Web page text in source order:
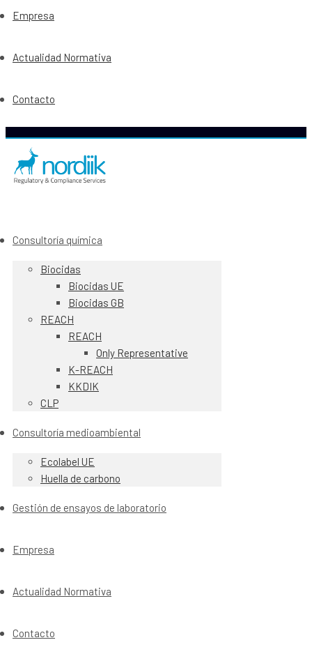
Empresa
Actualidad Normativa
Contacto
Consultoría química
Biocidas
Biocidas UE
Biocidas GB
REACH
REACH
Only Representative
K-REACH
KKDIK
CLP
Consultoría medioambiental
Ecolabel UE
Huella de carbono
Gestión de ensayos de laboratorio
Empresa
Actualidad Normativa
Contacto